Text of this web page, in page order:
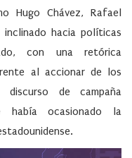
Hugo Chávez, Rafael
inclinado hacia políticas
con una retórica
al accionar de los
discurso de campaña
había ocasionado la